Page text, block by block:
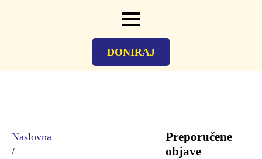
DONIRAJ
Naslovna
/
Preporučene
objave